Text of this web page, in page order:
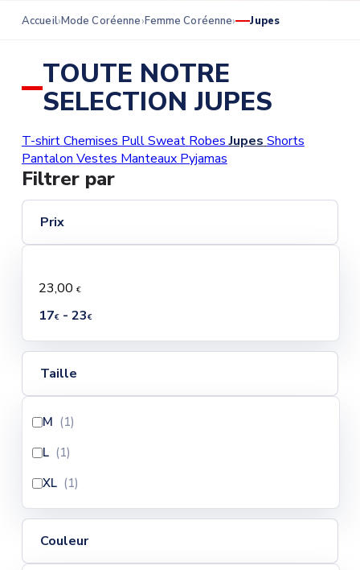
Accueil Mode Coréenne Femme Coréenne Jupes
TOUTE NOTRE
SELECTION JUPES
T-shirtChemises PullSweat Robes Jupes Shorts
Pantalon Vestes Manteaux Pyjamas
Filtrer par
Prix
23,00 €
17€- 23€
Taille
M (1)
L (1)
XL (1)
Couleur